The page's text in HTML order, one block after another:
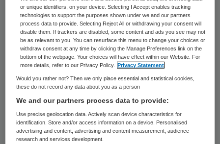
verzekeraars vaak een sta in de weg voor
open communicatie tussen arts en patiënt.
Volgens Centramed-directeur Barbara
Stam is dit een “hardnekkig misverstand”.
“Uiteindelijk hebben we als verzekeraar
juist baat bij goede communicatie, omdat
daarmee boosheid en frustratie aan de
kant van de patiënt voorkomen kunnen
worden”, aldus Stam. Dergelijke emoties
kunnen zaken nodeloos compliceren, stelt
or unique identifiers, on your device. Selecting I Accept enables tracking
technologies to support the purposes shown under we and our partners
process data to provide. Selecting Reject All or withdrawing your consent will
disable them. If trackers are disabled, some content and ads you see may not
be as relevant to you. You can resurface this menu to change your choices or
withdraw consent at any time by clicking the Manage Preferences link on the
bottom of the webpage. Your choices will have effect within our Website. For
more details, refer to our Privacy Policy.
Privacy Statement
Would you rather not? Then we only place essential and statistical cookies,
these do not record any data about you as a person
We and our partners process data to provide:
Use precise geolocation data. Actively scan device characteristics for
identification. Store and/or access information on a device. Personalised
advertising and content, advertising and content measurement, audience
research and services development.